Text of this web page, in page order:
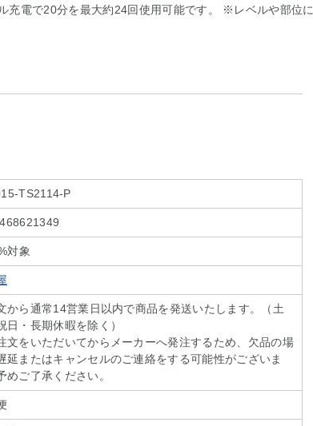
充電で20分を最大約24回使用可能です。 ※レベルや部位に
TS2114-P
対象
から通常14営業日以内で商品を発送いたします。（土
日・長期休暇を除く）
文をいただいてからメーカーへ発注するため、欠品の場
延またはキャンセルのご連絡をする可能性がございま
めご了承ください。